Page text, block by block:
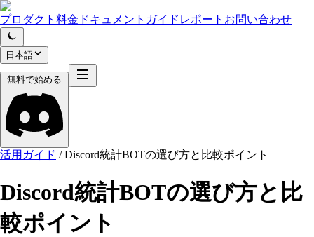
プロダクト 料金 ドキュメント ガイド レポート お問い合わせ
日本語
無料で始める
活用ガイド /Discord統計BOTの選び方と比較ポイント
Discord統計BOTの選び方と比
較ポイント